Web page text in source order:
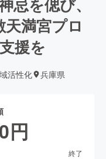
満宮プロ
援を
活性化 兵庫県
円
終了